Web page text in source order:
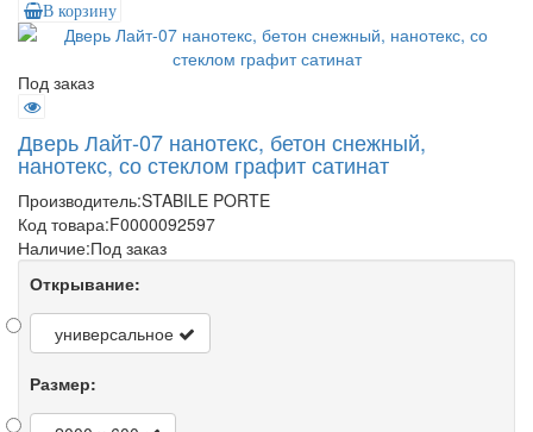
В корзину
Под заказ
Дверь Лайт-07 нанотекс, бетон снежный,
нанотекс, со стеклом графит сатинат
Производитель:STABILE PORTE
Код товара:F0000092597
Наличие:Под заказ
Открывание:
универсальное
Размер: